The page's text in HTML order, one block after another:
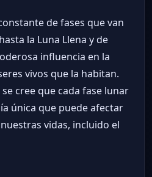
de fases que van
la Luna Llena y de
influencia en la
vivos que la habitan.
cree que cada fase lunar
única que puede afectar
vidas, incluido el